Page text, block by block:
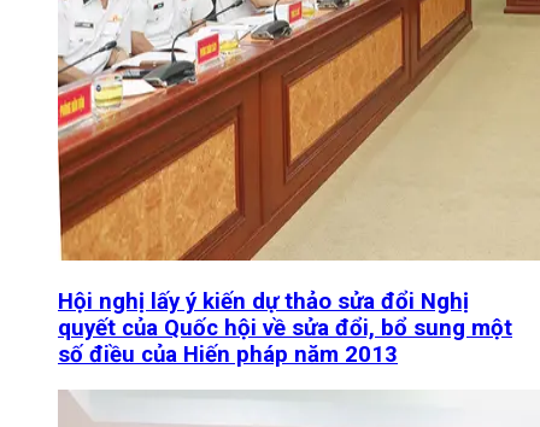
Hội nghị lấy ý kiến dự thảo sửa đổi Nghị
quyết của Quốc hội về sửa đổi, bổ sung một
số điều của Hiến pháp năm 2013